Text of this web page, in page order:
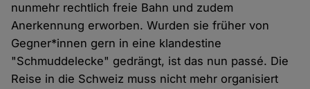
nunmehr rechtlich freie Bahn und zudem
Anerkennung erworben. Wurden sie früher von
Gegner*innen gern in eine klandestine
"Schmuddelecke" gedrängt, ist das nun passé. Die
Reise in die Schweiz muss nicht mehr organisiert